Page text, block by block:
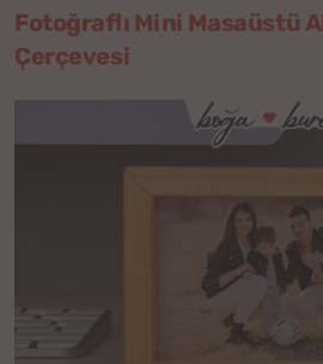
Fotoğraflı Mini Masaüstü
Çerçevesi